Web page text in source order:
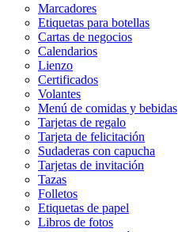
Marcadores
Etiquetas para botellas
Cartas de negocios
Calendarios
Lienzo
Certificados
Volantes
Menú de comidas y bebidas
Tarjetas de regalo
Tarjeta de felicitación
Sudaderas con capucha
Tarjetas de invitación
Tazas
Folletos
Etiquetas de papel
Libros de fotos